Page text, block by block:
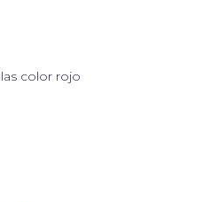
color rojo